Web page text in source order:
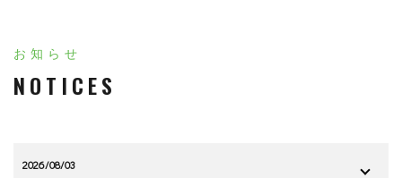
お知らせ
NOTICES
2026/08/03